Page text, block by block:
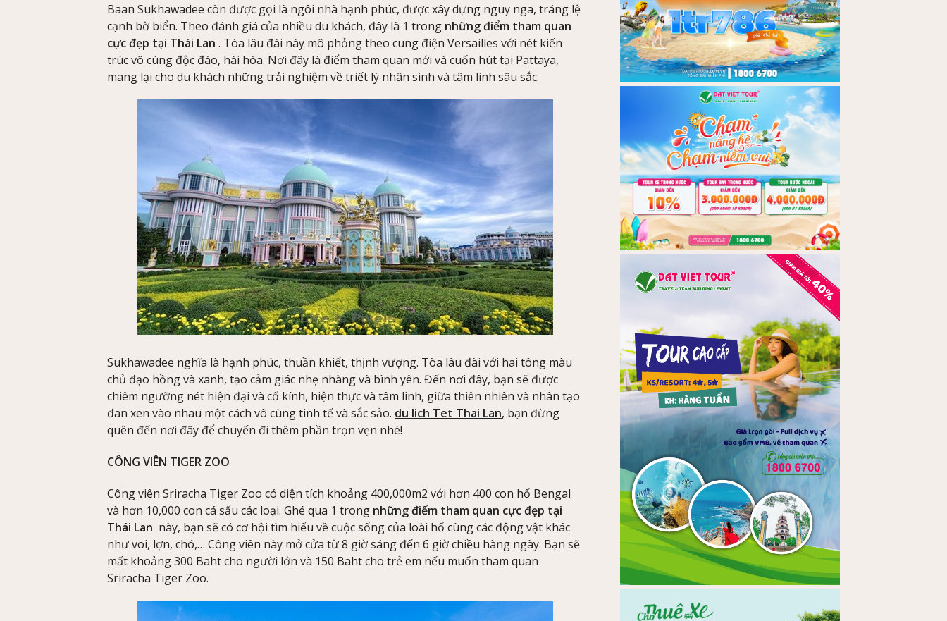
Baan Sukhawadee còn được gọi là ngôi nhà hạnh phúc, được xây dựng nguy nga, tráng lệ
cạnh bờ biển. Theo đánh giá của nhiều du khách, đây là 1 trong những điểm tham quan
cực đẹp tại Thái Lan . Tòa lâu đài này mô phỏng theo cung điện Versailles với nét kiến
trúc vô cùng độc đáo, hài hòa. Nơi đây là điểm tham quan mới và cuốn hút tại Pattaya,
mang lại cho du khách những trải nghiệm về triết lý nhân sinh và tâm linh sâu sắc.
Sukhawadee nghĩa là hạnh phúc, thuần khiết, thịnh vượng. Tòa lâu đài với hai tông màu
chủ đạo hồng và xanh, tạo cảm giác nhẹ nhàng và bình yên. Đến nơi đây, bạn sẽ được
chiêm ngưỡng nét hiện đại và cổ kính, hiện thực và tâm linh, giữa thiên nhiên và nhân tạo
đan xen vào nhau một cách vô cùng tinh tế và sắc sảo. du lich Tet Thai Lan, bạn đừng
quên đến nơi đây để chuyến đi thêm phần trọn vẹn nhé!
CÔNG VIÊN TIGER ZOO
Công viên Sriracha Tiger Zoo có diện tích khoảng 400,000m2 với hơn 400 con hổ Bengal
và hơn 10,000 con cá sấu các loại. Ghé qua 1 trong những điểm tham quan cực đẹp tại
Thái Lan này, bạn sẽ có cơ hội tìm hiểu về cuộc sống của loài hổ cùng các động vật khác
như voi, lợn, chó,… Công viên này mở cửa từ 8 giờ sáng đến 6 giờ chiều hàng ngày. Bạn sẽ
mất khoảng 300 Baht cho người lớn và 150 Baht cho trẻ em nếu muốn tham quan
Sriracha Tiger Zoo.